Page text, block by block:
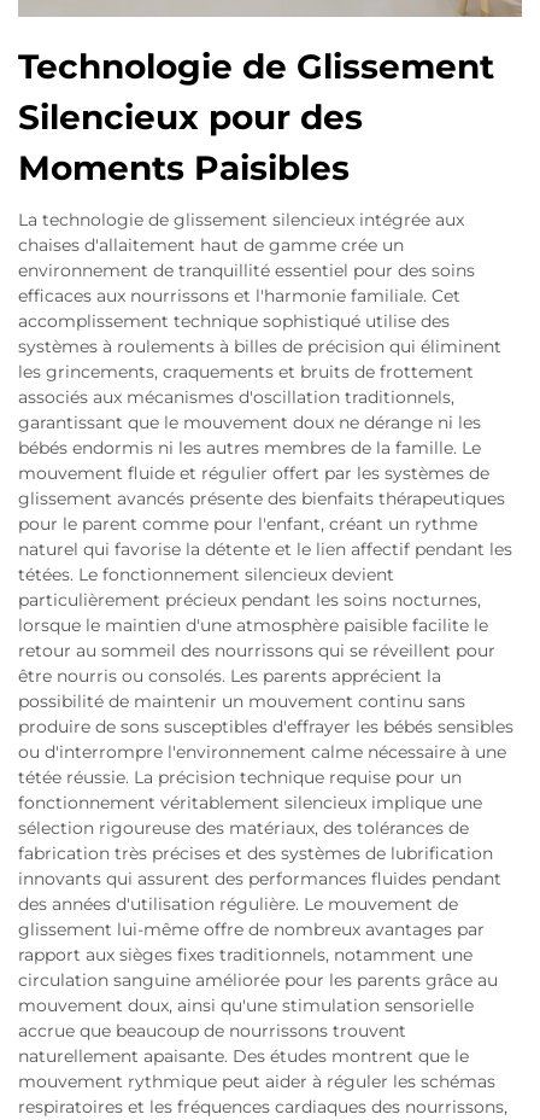
Technologie de Glissement
Silencieux pour des
Moments Paisibles
La technologie de glissement silencieux intégrée aux
chaises d'allaitement haut de gamme crée un
environnement de tranquillité essentiel pour des soins
efficaces aux nourrissons et l'harmonie familiale. Cet
accomplissement technique sophistiqué utilise des
systèmes à roulements à billes de précision qui éliminent
les grincements, craquements et bruits de frottement
associés aux mécanismes d'oscillation traditionnels,
garantissant que le mouvement doux ne dérange ni les
bébés endormis ni les autres membres de la famille. Le
mouvement fluide et régulier offert par les systèmes de
glissement avancés présente des bienfaits thérapeutiques
pour le parent comme pour l'enfant, créant un rythme
naturel qui favorise la détente et le lien affectif pendant les
tétées. Le fonctionnement silencieux devient
particulièrement précieux pendant les soins nocturnes,
lorsque le maintien d'une atmosphère paisible facilite le
retour au sommeil des nourrissons qui se réveillent pour
être nourris ou consolés. Les parents apprécient la
possibilité de maintenir un mouvement continu sans
produire de sons susceptibles d'effrayer les bébés sensibles
ou d'interrompre l'environnement calme nécessaire à une
tétée réussie. La précision technique requise pour un
fonctionnement véritablement silencieux implique une
sélection rigoureuse des matériaux, des tolérances de
fabrication très précises et des systèmes de lubrification
innovants qui assurent des performances fluides pendant
des années d'utilisation régulière. Le mouvement de
glissement lui-même offre de nombreux avantages par
rapport aux sièges fixes traditionnels, notamment une
circulation sanguine améliorée pour les parents grâce au
mouvement doux, ainsi qu'une stimulation sensorielle
accrue que beaucoup de nourrissons trouvent
naturellement apaisante. Des études montrent que le
mouvement rythmique peut aider à réguler les schémas
respiratoires et les fréquences cardiaques des nourrissons,